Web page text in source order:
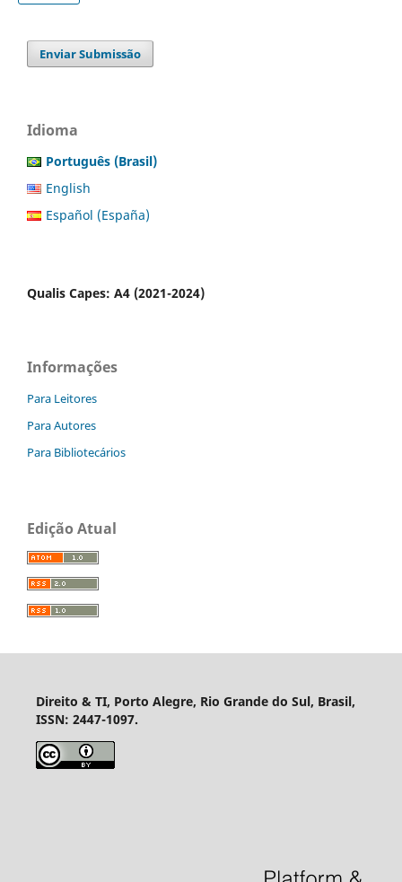
Enviar Submissão
Idioma
Português (Brasil)
English
Español (España)
Qualis Capes: A4 (2021-2024)
Informações
Para Leitores
Para Autores
Para Bibliotecários
Edição Atual
Direito & TI, Porto Alegre, Rio Grande do Sul, Brasil,
ISSN: 2447-1097.